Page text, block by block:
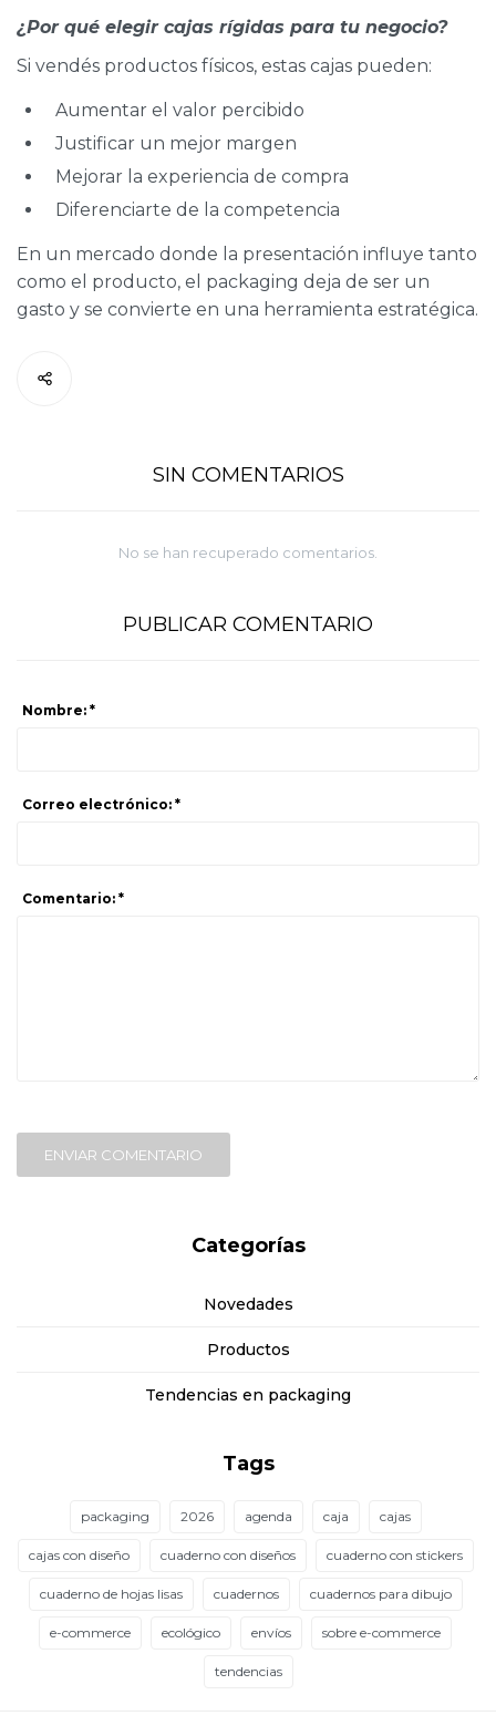
¿Por qué elegir cajas rígidas para tu negocio?
Si vendés productos físicos, estas cajas pueden:
Aumentar el valor percibido
Justificar un mejor margen
Mejorar la experiencia de compra
Diferenciarte de la competencia
En un mercado donde la presentación influye tanto
como el producto, el packaging deja de ser un
gasto y se convierte en una herramienta estratégica.
SIN COMENTARIOS
No se han recuperado comentarios.
PUBLICAR COMENTARIO
Nombre: *
Correo electrónico: *
Comentario: *
ENVIAR COMENTARIO
Categorías
Novedades
Productos
Tendencias en packaging
Tags
packaging 2026 agenda caja cajas
cajas con diseño cuaderno con diseños cuaderno con stickers
cuaderno de hojas lisas cuadernos cuadernos para dibujo
e-commerce ecológico envíos sobre e-commerce
tendencias